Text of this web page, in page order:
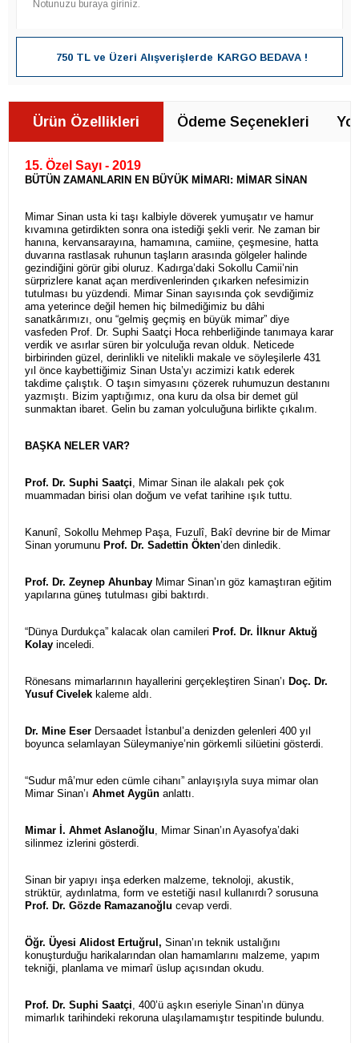
750 TL ve Üzeri Alışverişlerde KARGO BEDAVA !
Ürün Özellikleri Ödeme Seçenekleri
15. Özel Sayı - 2019
BÜTÜN ZAMANLARIN EN BÜYÜK MİMARI: MİMAR SİNAN
Mimar Sinan usta ki taşı kalbiyle döverek yumuşatır ve hamur
kıvamına getirdikten sonra ona istediği şekli verir. Ne zaman bir
hanına, kervansarayına, hamamına, camiine, çeşmesine, hatta
duvarına rastlasak ruhunun taşların arasında gölgeler halinde
gezindiğini görür gibi oluruz. Kadırga’daki Sokollu Camii’nin
sürprizlere kanat açan merdivenlerinden çıkarken nefesimizin
tutulması bu yüzdendi. Mimar Sinan sayısında çok sevdiğimiz
ama yeterince değil hemen hiç bilmediğimiz bu dâhi
sanatkârımızı, onu “gelmiş geçmiş en büyük mimar” diye
vasfeden Prof. Dr. Suphi Saatçi Hoca rehberliğinde tanımaya karar
verdik ve asırlar süren bir yolculuğa revan olduk. Neticede
birbirinden güzel, derinlikli ve nitelikli makale ve söyleşilerle 431
yıl önce kaybettiğimiz Sinan Usta’yı aczimizi katık ederek
takdime çalıştık. O taşın simyasını çözerek ruhumuzun destanını
yazmıştı. Bizim yaptığımız, ona kuru da olsa bir demet gül
sunmaktan ibaret. Gelin bu zaman yolculuğuna birlikte çıkalım.
BAŞKA NELER VAR?
Prof. Dr. Suphi Saatçi, Mimar Sinan ile alakalı pek çok
muammadan birisi olan doğum ve vefat tarihine ışık tuttu.
Kanunî, Sokollu Mehmep Paşa, Fuzulî, Bakî devrine bir de Mimar
Sinan yorumunu Prof. Dr. Sadettin Ökten’den dinledik.
Prof. Dr. Zeynep Ahunbay Mimar Sinan’ın göz kamaştıran eğitim
yapılarına güneş tutulması gibi baktırdı.
“Dünya Durdukça” kalacak olan camileri Prof. Dr. İlknur Aktuğ
Kolay inceledi.
Rönesans mimarlarının hayallerini gerçekleştiren Sinan’ı Doç. Dr.
Yusuf Civelek kaleme aldı.
Dr. Mine Eser Dersaadet İstanbul’a denizden gelenleri 400 yıl
boyunca selamlayan Süleymaniye’nin görkemli silüetini gösterdi.
“Sudur mâ’mur eden cümle cihanı” anlayışıyla suya mimar olan
Mimar Sinan’ı Ahmet Aygün anlattı.
Mimar İ. Ahmet Aslanoğlu, Mimar Sinan’ın Ayasofya’daki
silinmez izlerini gösterdi.
Sinan bir yapıyı inşa ederken malzeme, teknoloji, akustik,
strüktür, aydınlatma, form ve estetiği nasıl kullanırdı? sorusuna
Prof. Dr. Gözde Ramazanoğlu cevap verdi.
Öğr. Üyesi Alidost Ertuğrul, Sinan’ın teknik ustalığını
konuşturduğu harikalarından olan hamamlarını malzeme, yapım
tekniği, planlama ve mimarî üslup açısından okudu.
Prof. Dr. Suphi Saatçi, 400’ü aşkın eseriyle Sinan’ın dünya
mimarlık tarihindeki rekoruna ulaşılamamıştır tespitinde bulundu.